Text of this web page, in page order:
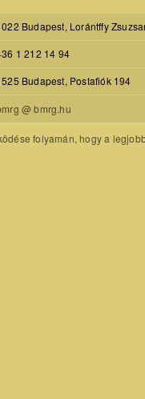
Budapest, Lorántffy
1 212 14 94
Budapest, Postafiók 194
@ bmrg.hu
folyamán, hogy a